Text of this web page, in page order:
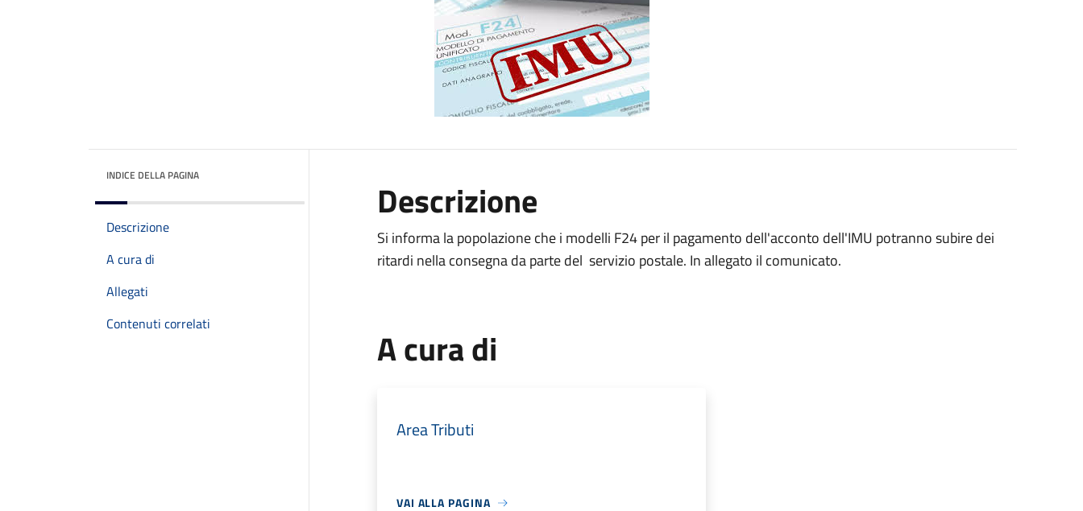
INDICE DELLA PAGINA
Descrizione
A cura di
Allegati
Contenuti correlati
Descrizione
Si informa la popolazione che i modelli F24 per il pagamento dell'acconto dell'IMU potranno subire dei
ritardi nella consegna da parte del servizio postale. In allegato il comunicato.
A cura di
Area Tributi
VAI ALLA PAGINA